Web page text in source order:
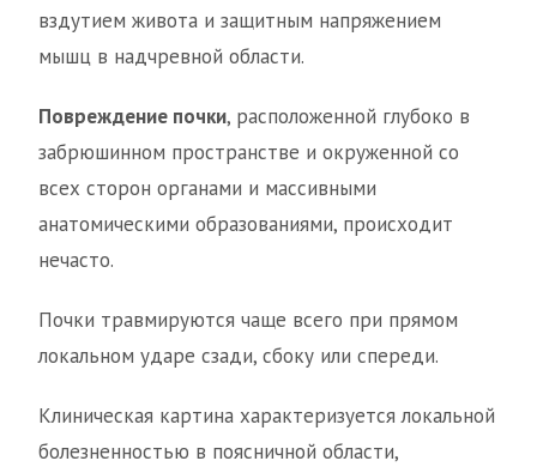
вздутием живота и защитным напряжением
мышц в надчревной области.
Повреждение почки, расположенной глубоко в
забрюшинном пространстве и окруженной со
всех сторон органами и массивными
анатомическими образованиями, происходит
нечасто.
Почки травмируются чаще всего при прямом
локальном ударе сзади, сбоку или спереди.
Клиническая картина характеризуется локальной
болезненностью в поясничной области,